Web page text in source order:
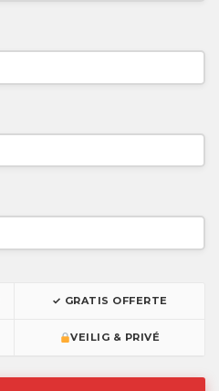
✓ GRATIS OFFERTE
VEILIG & PRIVÉ